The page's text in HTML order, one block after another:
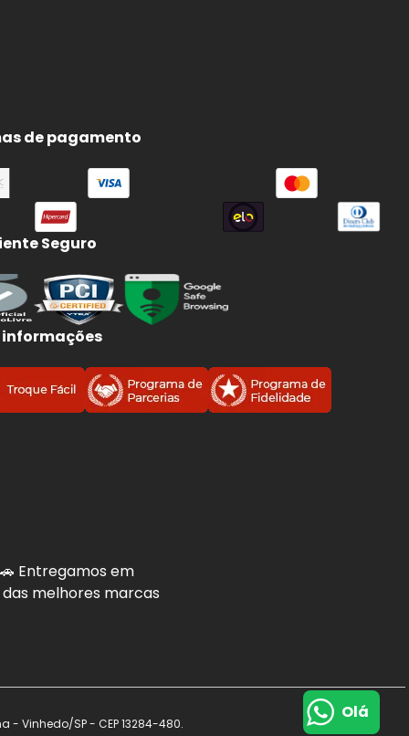
Olá
de pagamento
Seguro
informações
Entregamos em
melhores marcas
- Vinhedo/SP - CEP 13284-480.